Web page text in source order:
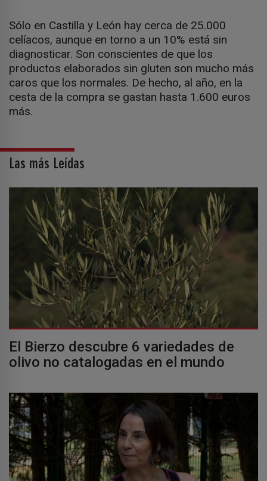
Sólo en Castilla y León hay cerca de 25.000
celíacos, aunque en torno a un 10% está sin
diagnosticar. Son conscientes de que los
productos elaborados sin gluten son mucho más
caros que los normales. De hecho, al año, en la
cesta de la compra se gastan hasta 1.600 euros
más.
Las más Leídas
El Bierzo descubre 6 variedades de
olivo no catalogadas en el mundo